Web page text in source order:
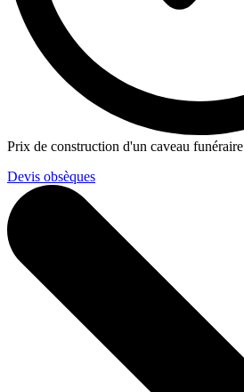
Prix de construction d'un caveau funéraire
Devis obsèques